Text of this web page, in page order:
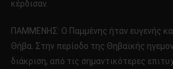
κέρδισαν.
ΠΑΜΜΕΝΗΣ: Ο Παμμένης ήταν ευγενής
Θήβα. Στην περίοδο της Θηβαϊκής
διάκριση, από τις σημαντικότερες